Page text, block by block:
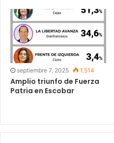
septiembre 7, 2025 1.514
Amplio triunfo de Fuerza
Patria en Escobar